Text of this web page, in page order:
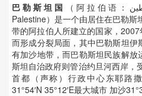
巴勒斯坦国
（阿拉伯语：دولة فلسطين‎‎；英语：State of
Palestine）是一个由居住在巴勒
带的阿拉伯人所建立的国家，
而形成分裂局面，其中巴勒斯坦伊
有加沙地带，而巴勒斯坦民族解放
斯坦自治政府则管治约旦河西岸，
首都（声称）行政中心东耶路撒
31°54′N 35°12′E最大城市 加沙